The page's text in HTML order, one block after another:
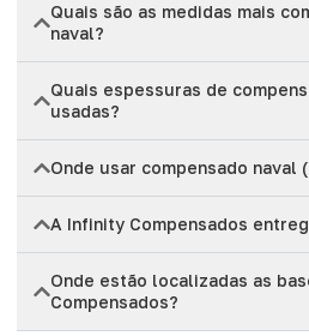
Quais são as medidas mais
naval?
Quais espessuras de
usadas?
Onde usar compensado naval
A Infinity Compensados
Onde estão localizadas as
Compensados?